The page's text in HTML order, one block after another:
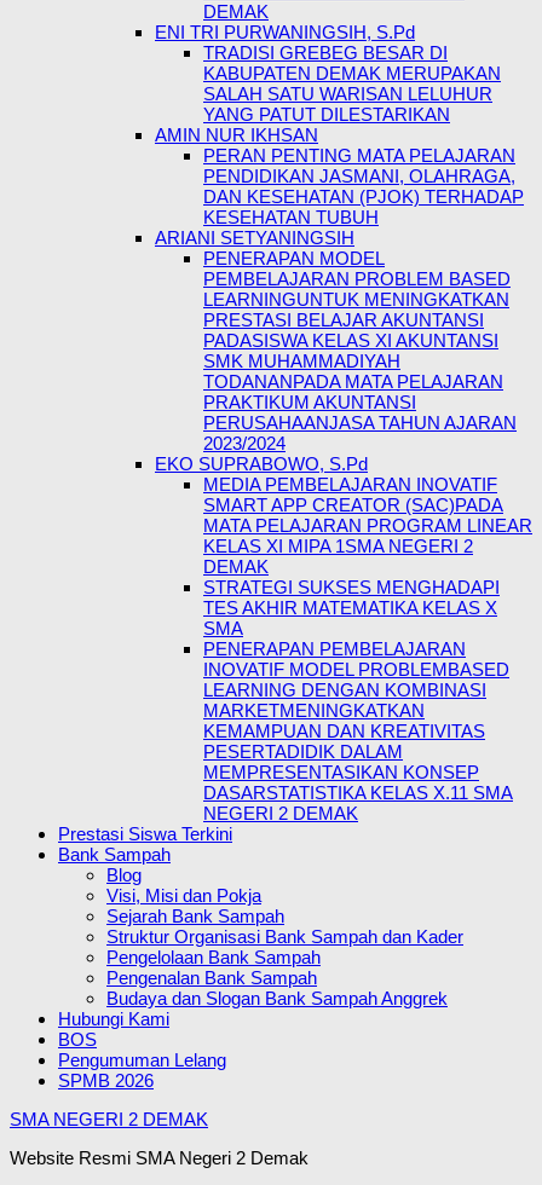
DEMAK
ENI TRI PURWANINGSIH, S.Pd
TRADISI GREBEG BESAR DI
KABUPATEN DEMAK MERUPAKAN
SALAH SATU WARISAN LELUHUR
YANG PATUT DILESTARIKAN
AMIN NUR IKHSAN
PERAN PENTING MATA PELAJARAN
PENDIDIKAN JASMANI, OLAHRAGA,
DAN KESEHATAN (PJOK) TERHADAP
KESEHATAN TUBUH
ARIANI SETYANINGSIH
PENERAPAN MODEL
PEMBELAJARAN PROBLEM BASED
LEARNINGUNTUK MENINGKATKAN
PRESTASI BELAJAR AKUNTANSI
PADASISWA KELAS XI AKUNTANSI
SMK MUHAMMADIYAH
TODANANPADA MATA PELAJARAN
PRAKTIKUM AKUNTANSI
PERUSAHAANJASA TAHUN AJARAN
2023/2024
EKO SUPRABOWO, S.Pd
MEDIA PEMBELAJARAN INOVATIF
SMART APP CREATOR (SAC)PADA
MATA PELAJARAN PROGRAM LINEAR
KELAS XI MIPA 1SMA NEGERI 2
DEMAK
STRATEGI SUKSES MENGHADAPI
TES AKHIR MATEMATIKA KELAS X
SMA
PENERAPAN PEMBELAJARAN
INOVATIF MODEL PROBLEMBASED
LEARNING DENGAN KOMBINASI
MARKETMENINGKATKAN
KEMAMPUAN DAN KREATIVITAS
PESERTADIDIK DALAM
MEMPRESENTASIKAN KONSEP
DASARSTATISTIKA KELAS X.11 SMA
NEGERI 2 DEMAK
Prestasi Siswa Terkini
Bank Sampah
Blog
Visi, Misi dan Pokja
Sejarah Bank Sampah
Struktur Organisasi Bank Sampah dan Kader
Pengelolaan Bank Sampah
Pengenalan Bank Sampah
Budaya dan Slogan Bank Sampah Anggrek
Hubungi Kami
BOS
Pengumuman Lelang
SPMB 2026
SMA NEGERI 2 DEMAK
Website Resmi SMA Negeri 2 Demak